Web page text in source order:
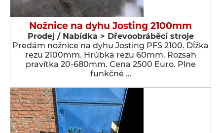
Nožnice na dyhu Josting 2100mm
Prodej / Nabídka > Dřevoobráběcí stroje
Predám nožnice na dyhu Josting PFS 2100. Dĺžka
rezu 2100mm. Hrúbka rezu 60mm. Rozsah
pravítka 20-680mm. Cena 2500 Euro. Plne
funkčné …